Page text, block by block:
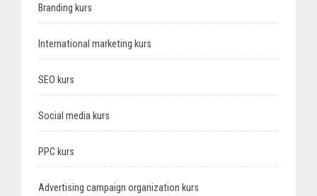
Branding kurs
International marketing kurs
SEO kurs
Social media kurs
PPC kurs
Advertising campaign organization kurs